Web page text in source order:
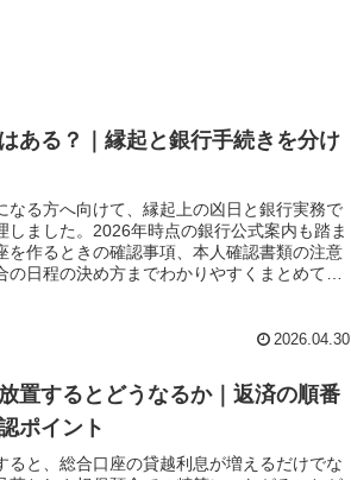
ある？｜縁起と銀行手続きを分け
なる方へ向けて、縁起上の凶日と銀行実務で
しました。2026年時点の銀行公式案内も踏ま
を作るときの確認事項、本人確認書類の注意
の日程の決め方までわかりやすくまとめてい
2026.04.30
置するとどうなるか｜返済の順番
ポイント
ると、総合口座の貸越利息が増えるだけでな